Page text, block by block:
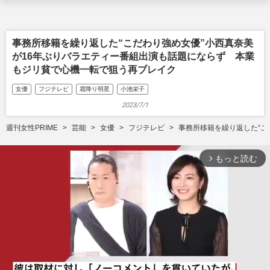
事務所移籍を繰り返した“こだわり強め女優”小西真奈美
が16年ぶりバラエティー番組出演も話題にならず 本業
もジリ貧で心機一転で狙う再ブレイク
女優 フジテレビ 霜降り明星 小池栄子
2023/7/1
週刊女性PRIME 芸能 女優 フジテレビ 事務所移籍を繰り返した“
arrow_forward_ios もっと読む